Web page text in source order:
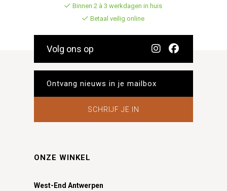
Binnen 2 à 3 werkdagen in huis
Betaal veilig online
Volg ons op
SCHRIJF JE IN
ONZE WINKEL
West-End Antwerpen